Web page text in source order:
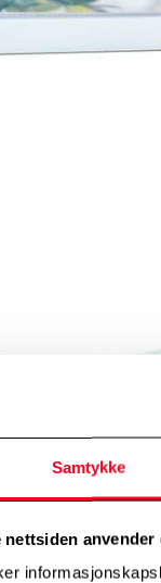
Samtykke
nettsiden anvender